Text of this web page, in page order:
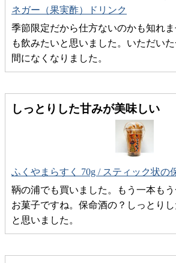
ネガー（果実酢）ドリンク
季節限定だから仕方ないのかも知れ
も飲みたいと思いました。いただい
間になくなりました。
しっとりした甘みが美味しい
ふくやまらすく 70g / スティック状の
鞆の浦でも買いました。もう一本も
お菓子ですね。保命酒の？しっとり
と思いました。